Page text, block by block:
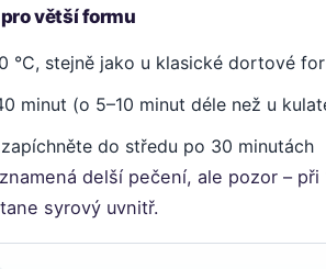
větší formu
°C, stejně jako u klasické dortové
minut (o 5–10 minut déle než u
do středu po 30 minutách
delší pečení, ale pozor –
syrový uvnitř.